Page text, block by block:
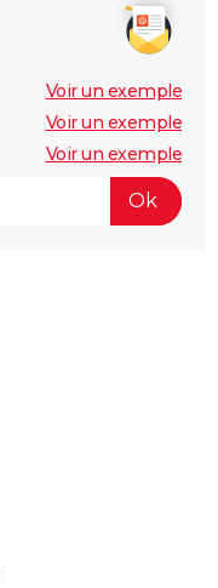
Voir un exemple
Voir un exemple
Voir un exemple